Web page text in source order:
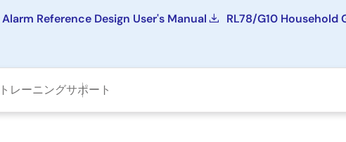
Reference Design User's Manual RL78/G10 Household
レーニングサポート